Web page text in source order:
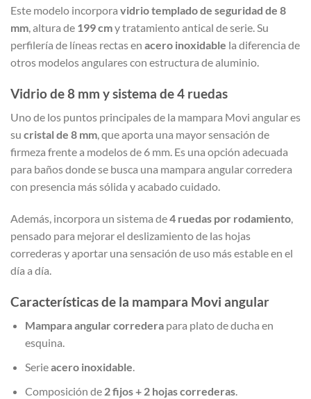
Este modelo incorpora vidrio templado de seguridad de 8
mm, altura de 199 cmy tratamiento antical de serie. Su
perfilería de líneas rectas en acero inoxidable la diferencia de
otros modelos angulares con estructura de aluminio.
Vidrio de 8 mm y sistema de 4 ruedas
Uno de los puntos principales de la mampara Movi angular es
su cristal de 8 mm, que aporta una mayor sensación de
firmeza frente a modelos de 6 mm. Es una opción adecuada
para baños donde se busca una mampara angular corredera
con presencia más sólida y acabado cuidado.
Además, incorpora un sistema de4 ruedas por rodamiento,
pensado para mejorar el deslizamiento de las hojas
correderas y aportar una sensación de uso más estable en el
día a día.
Características de la mampara Movi angular
Mampara angular correderapara plato de ducha en
esquina.
Serieacero inoxidable.
Composición de 2 fijos + 2 hojas correderas.